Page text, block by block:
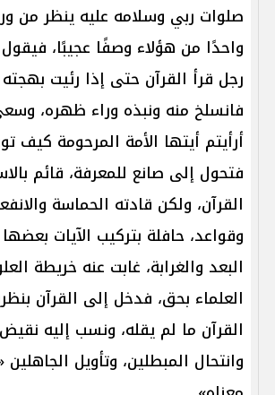
صلوات ربي وسلامه عليه ينظر من
واحدًا من هؤلاء وصفًا عجيبًا،
رجل قرأ القرآن حتى إذا رئيت بهجته
فانسلخ منه ونبذه وراء ظهره،
أرأيتم أيتها الأمة المرحومة كيف
فتحول إلى صانع للمعرفة، قائم
القرآن، ولكن قادته الحماسة
وقواعد، حافلة بتركيب الآيات
البعد والغرابة، غابت عنه خريطة
العلماء بحق، فدخل إلى القرآن
القرآن ما لم يقله، ونسب إليه
وانتحال المبطلين، وتأويل